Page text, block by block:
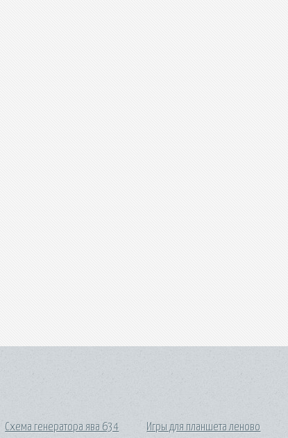
Схема генератора ява 634 Игры для планшета леново